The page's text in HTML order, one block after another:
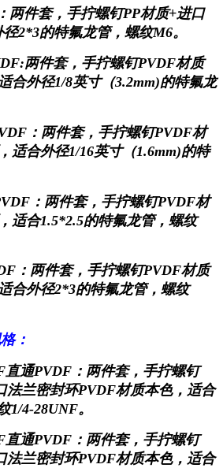
两件套，手拧螺钉PP材质+进口
2*3的特氟龙管，螺纹M6。
两件套，手拧螺钉PVDF材质
合外径1/8英寸（3.2mm)的特氟龙
： 两件套，手拧螺钉PVDF材
适合外径1/16英寸（1.6mm)的特
： 两件套，手拧螺钉PVDF材
适合1.5*2.5的特氟龙管，螺纹
： 两件套，手拧螺钉PVDF材质
合外径2*3的特氟龙管，螺纹
：
直通PVDF ：两件套，手拧螺钉
法兰密封环PVDF材质本色，适合
1/4-28UNF。
直通PVDF ：两件套，手拧螺钉
法兰密封环PVDF材质本色，适合